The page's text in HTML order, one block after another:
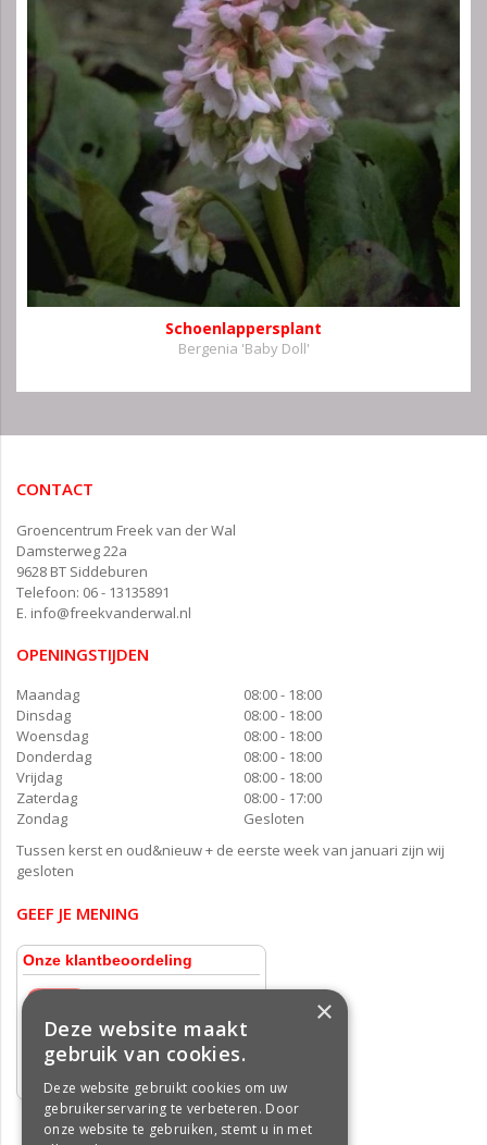
Schoenlappersplant
Bergenia 'Baby Doll'
CONTACT
Groencentrum Freek van der Wal
Damsterweg 22a
9628 BT Siddeburen
Telefoon: 06 - 13135891
E. info@freekvanderwal.nl
OPENINGSTIJDEN
Maandag
08:00 - 18:00
Dinsdag
08:00 - 18:00
Woensdag
08:00 - 18:00
Donderdag
08:00 - 18:00
Vrijdag
08:00 - 18:00
Zaterdag
08:00 - 17:00
Zondag
Gesloten
Tussen kerst en oud&nieuw + de eerste week van januari zijn wij
gesloten
GEEF JE MENING
×
Deze website maakt
gebruik van cookies.
Deze website gebruikt cookies om uw
gebruikerservaring te verbeteren. Door
onze website te gebruiken, stemt u in met